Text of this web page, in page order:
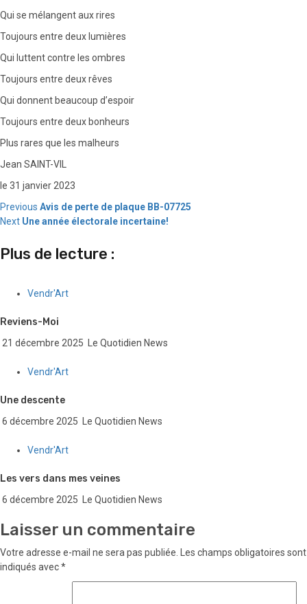
Qui se mélangent aux rires
Toujours entre deux lumières
Qui luttent contre les ombres
Toujours entre deux rêves
Qui donnent beaucoup d’espoir
Toujours entre deux bonheurs
Plus rares que les malheurs
Jean SAINT-VIL
le 31 janvier 2023
Continue
Reading
Previous Avis de perte de plaque BB-07725
Next Une année électorale incertaine!
Plus de lecture :
Vendr'Art
Reviens-Moi
21 décembre 2025 Le Quotidien News
Vendr'Art
Une descente
6 décembre 2025 Le Quotidien News
Vendr'Art
Les vers dans mes veines
6 décembre 2025 Le Quotidien News
Laisser un commentaire
Votre adresse e-mail ne sera pas publiée.
Les champs obligatoires sont
indiqués avec*